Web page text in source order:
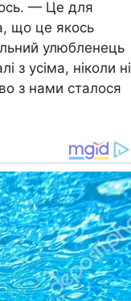
— Це для
що це якось
улюбленець
з усіма, ніколи ні
з нами сталося